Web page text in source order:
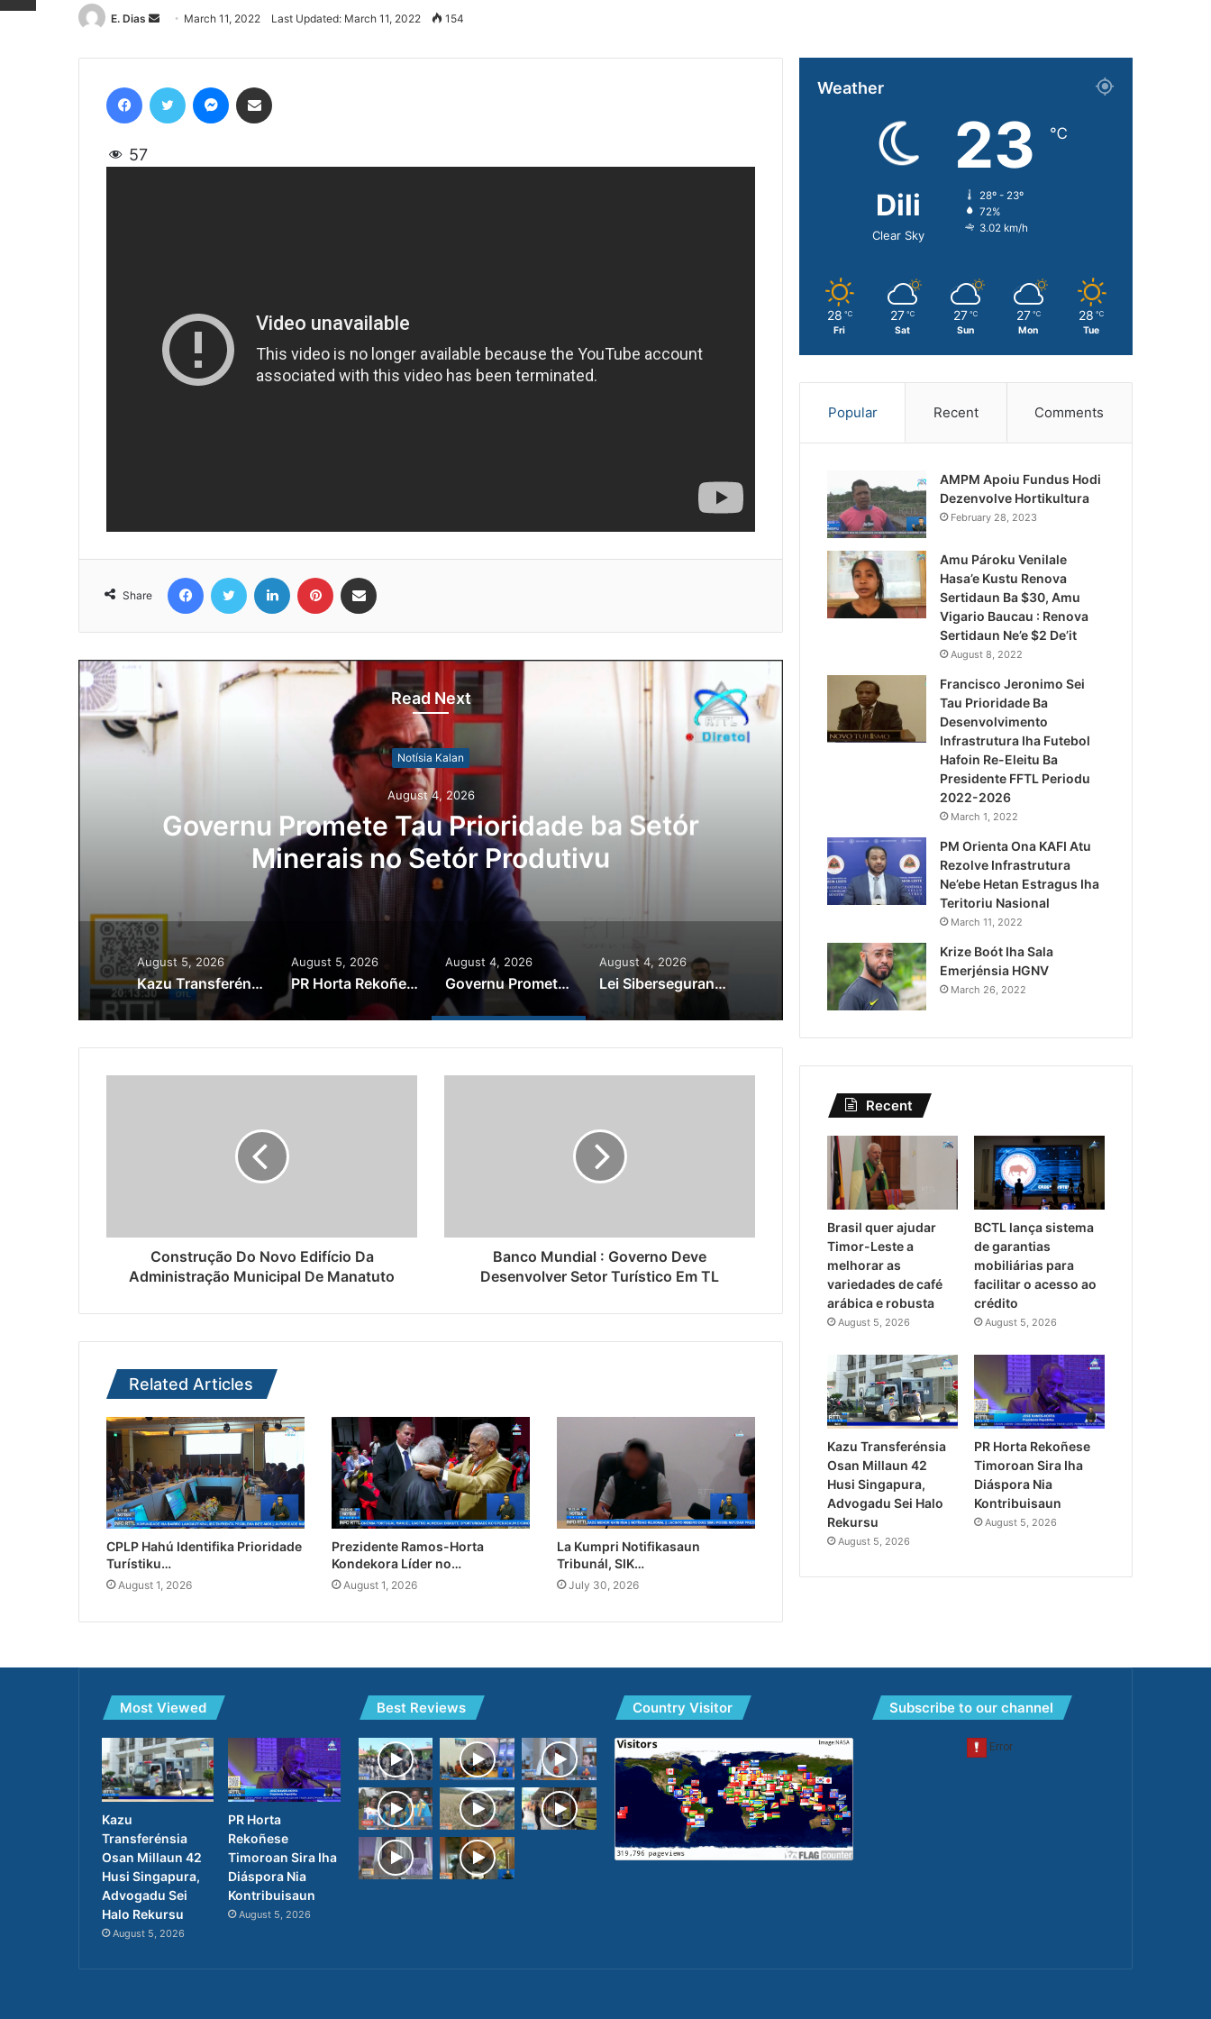
E. Dias
Send
email
March 11, 2022 Last Updated: March 11, 2022 154
57
Share
Read Next
Notísia Kalan
August 4, 2026
Lei Siberseguransa Ajuda Autoridade Polisiál
Kaptura Autór Kriminozu ho Paradeiru Iha
Estranjeiru
Kazu Transferénsia
Singapura, Advogadu
August 5, 2026
Kazu Transferénsia Osan Millaun 42 Husi Singapura, Advogadu Sei Halo Rekursu
August 5, 2026
PR Horta Rekoñese Timoroan Sira Iha Diáspora Nia Kontribuisaun
August 4, 2026
Governu Promete Tau Prioridade ba Setór Minerais no Setór Produtivu
August 4, 2026
Lei Siberseguransa Ajuda Autoridade Polisiál Kaptura Autór Kriminozu ho Paradeiru Iha Estranjeiru
Construção Do Novo Edifício Da
Administração Municipal De Manatuto
Banco Mundial : Governo Deve
Desenvolver Setor Turístico Em TL
Related Articles
CPLP Hahú Identifika Prioridade
Turístiku…
August 1, 2026
Prezidente Ramos-Horta
Kondekora Líder no…
August 1, 2026
La Kumpri Notifikasaun
Tribunál, SIK…
July 30, 2026
Weather
Dili
Clear Sky
23 ℃
28º - 23º
72%
3.02 km/h
28 ℃
Fri
27 ℃
Sat
27 ℃
Sun
27 ℃
Mon
28 ℃
Tue
Popular Recent Comments
AMPM Apoiu Fundus Hodi
Dezenvolve Hortikultura
February 28, 2023
Amu Pároku Venilale
Hasa’e Kustu Renova
Sertidaun Ba $30, Amu
Vigario Baucau : Renova
Sertidaun Ne’e $2 De’it
August 8, 2022
Francisco Jeronimo Sei
Tau Prioridade Ba
Desenvolvimento
Infrastrutura Iha Futebol
Hafoin Re-Eleitu Ba
Presidente FFTL Periodu
2022-2026
March 1, 2022
PM Orienta Ona KAFI Atu
Rezolve Infrastrutura
Ne’ebe Hetan Estragus Iha
Teritoriu Nasional
March 11, 2022
Krize Boót Iha Sala
Emerjénsia HGNV
March 26, 2022
Recent
Brasil quer ajudar
Timor-Leste a
melhorar as
variedades de café
arábica e robusta
August 5, 2026
BCTL lança sistema
de garantias
mobiliárias para
facilitar o acesso ao
crédito
August 5, 2026
Kazu Transferénsia
Osan Millaun 42
Husi Singapura,
Advogadu Sei Halo
Rekursu
August 5, 2026
PR Horta Rekoñese
Timoroan Sira Iha
Diáspora Nia
Kontribuisaun
August 5, 2026
Most Viewed
Kazu
Transferénsia
Osan Millaun 42
Husi Singapura,
Advogadu Sei
Halo Rekursu
August 5, 2026
PR Horta
Rekoñese
Timoroan Sira Iha
Diáspora Nia
Kontribuisaun
August 5, 2026
Best Reviews Country Visitor Subscribe to our channel